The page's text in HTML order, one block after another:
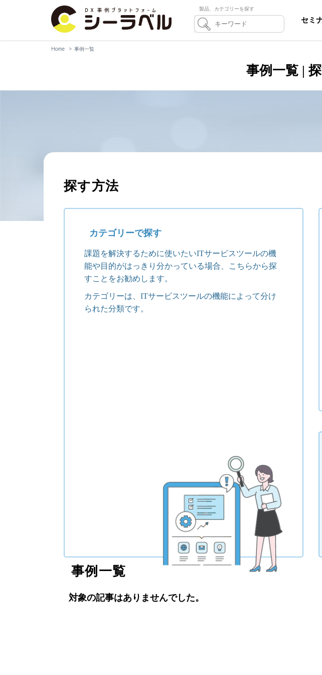
製品、カテゴリーを探す
セミ
Home 事例一覧
事例一覧 |
探す方法
カテゴリーで探す
課題を解決するために使いたいITサービスツールの機
能や目的がはっきり分かっている場合、こちらから探
すことをお勧めします。
カテゴリーは、ITサービスツールの機能によって分け
られた分類です。
事例一覧
対象の記事はありませんでした。